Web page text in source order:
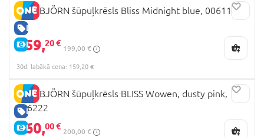
LABA CENA
E-CENA
BABYBJÖRN šūpuļkrēsls Bliss Midnight blue, 006115
159,20 €
199,00 €
30d. labākā cena: 159,20 €
LABA CENA
E-CENA
BABYBJÖRN šūpuļkrēsls BLISS Wowen, dusty pink,
006222
160,00 €
200,00 €